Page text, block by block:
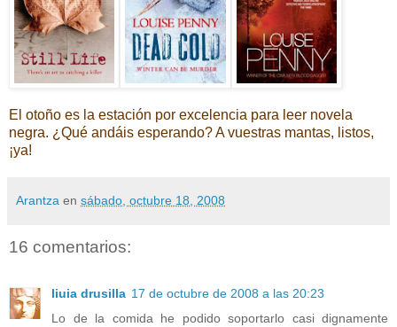
El otoño es la estación por excelencia para leer novela
negra. ¿Qué andáis esperando? A vuestras mantas, listos,
¡ya!
Arantza en sábado, octubre 18, 2008
16 comentarios:
liuia drusilla 17 de octubre de 2008 a las 20:23
Lo de la comida he podido soportarlo casi dignamente